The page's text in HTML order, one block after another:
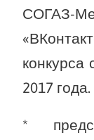
СОГАЗ-
конкурса
2017 года.
*